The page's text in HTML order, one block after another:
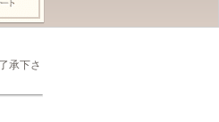
承下さ